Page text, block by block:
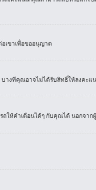
เขาเพื่อขออนุญาต
างทีคุณอาจไม่ได้รับสิทธิ์ให้ลงคะแ
ให้คำเตือนได้ๆ กับคุณได้ นอกจาก